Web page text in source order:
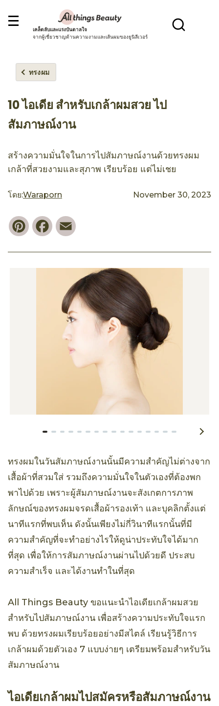
เคล็ดลับและแรงบันดาลใจ
จากผู้เชี่ยวชาญด้านความงามและเส้นผมของยูนิลีเวอร์
ทรงผม
10 ไอเดีย สำหรับเกล้าผมสวย ไป
สัมภาษณ์งาน
สร้างความมั่นใจในการไปสัมภาษณ์งานด้วยทรงผม
เกล้าที่สวยงามและสุภาพ เรียบร้อย แต่ไม่เชย
โดย:Waraporn November 30, 2023
PinterestFacebook
ทรงผมในวันสัมภาษณ์งานนั้นมีความสำคัญไม่ต่างจาก
เสื้อผ้าที่สวมใส่ รวมถึงความมั่นใจในตัวเองที่ต้องพก
พาไปด้วย เพราะผู้สัมภาษณ์งานจะสังเกตการภาพ
ลักษณ์ของทรงผมจรดเสื้อผ้ารองเท้า และบุคลิกตั้งแต่
นาทีแรกที่พบเห็น ดังนั้นเพียงไม่กี่วินาทีแรกนั้นที่มี
ความสำคัญที่จะทำอย่างไรให้ดูน่าประทับใจได้มาก
ที่สุด เพื่อให้การสัมภาษณ์งานผ่านไปด้วยดี ประสบ
ความสำเร็จ และได้งานทำในที่สุด
All Things Beauty ขอแนะนำไอเดียเกล้าผมสวย
สำหรับไปสัมภาษณ์งาน เพื่อสร้างความประทับใจแรก
พบ ด้วยทรงผมเรียบร้อยอย่างมีสไตล์ เรียนรู้วิธีการ
เกล้าผมด้วยตัวเอง 7 แบบง่ายๆ เตรียมพร้อมสำหรับวัน
สัมภาษณ์งาน
ไอเดียเกล้าผมไปสมัครหรือสัมภาษณ์งาน